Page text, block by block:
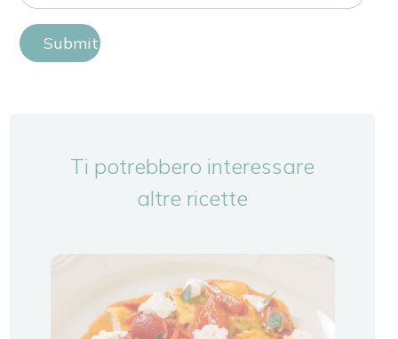
Submit Review
Ti potrebbero interessare
altre ricette